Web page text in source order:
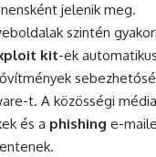
jelenik meg.
szintén
kit-ek
t. A közösségi
és a phishing e-